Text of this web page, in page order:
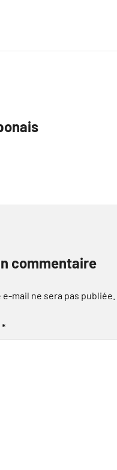
commentaire
mail ne sera pas publiée.
*